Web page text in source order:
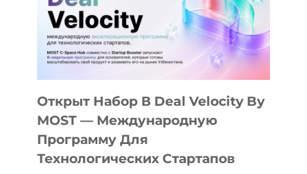
YOUTH
CAMP
ДАЛ
30
ПОДРОСТКАМ
БИЛЕТ
IT-
ПРЕДПРИНИМАТЕЛЬСТВО
Открыт Набор В Deal Velocity By
MOST — Международную
Программу Для
Технологических Стартапов